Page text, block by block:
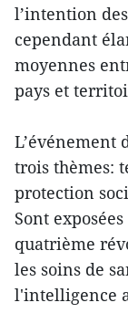
l’intention
cependant
moyennes
pays et
L’événement
trois thèmes:
protection
Sont
quatrième
les soins de
l'intelligence